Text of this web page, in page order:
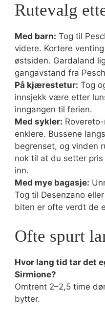
Rutevalg
Med barn: Tog til
videre. Kortere
østsiden. Gardaland
gangavstand fra
På kjærestetur: Tog
innsjekk være etter
inngangen til ferien.
Med sykler:
enklere. Bussene
begrenset, og vinden
nok til at du setter
inn.
Med mye bagasje:
Tog til Desenzano
biten er ofte verdt de
Ofte spurt
Hvor lang tid tar det
Sirmione?
Omtrent 2–2,5 time
bytter.